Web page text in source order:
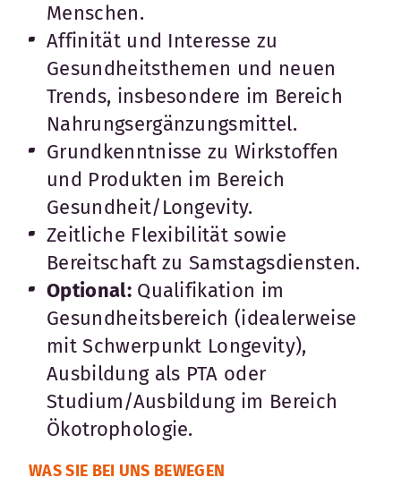
Menschen.
Affinität und Interesse zu
Gesundheitsthemen und neuen
Trends, insbesondere im Bereich
Nahrungsergänzungsmittel.
Grundkenntnisse zu Wirkstoffen
und Produkten im Bereich
Gesundheit/Longevity.
Zeitliche Flexibilität sowie
Bereitschaft zu Samstagsdiensten.
Optional:Qualifikation im
Gesundheitsbereich (idealerweise
mit Schwerpunkt Longevity),
Ausbildung als PTA oder
Studium/Ausbildung im Bereich
Ökotrophologie.
WAS SIE BEI UNS BEWEGEN